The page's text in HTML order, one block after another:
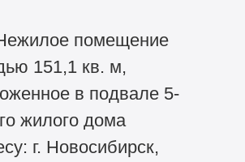
помещение
151,1 кв. м,
в подвале 5-
жилого дома
г. Новосибирск,